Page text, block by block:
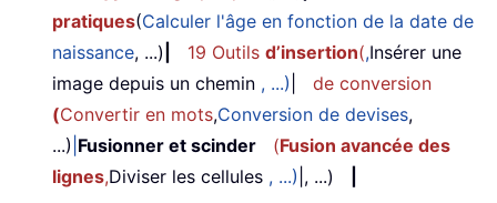
pratiques(Calculer l'âge en fonction de la date de
naissance, ...) 19 Outils d’insertion(,Insérer une
image depuis un chemin , ...)
de conversion
(Convertir en mots,Conversion de devises,
...) Fusionner et scinder (Fusion avancée des
lignes,Diviser les cellules , ...) |, ...)